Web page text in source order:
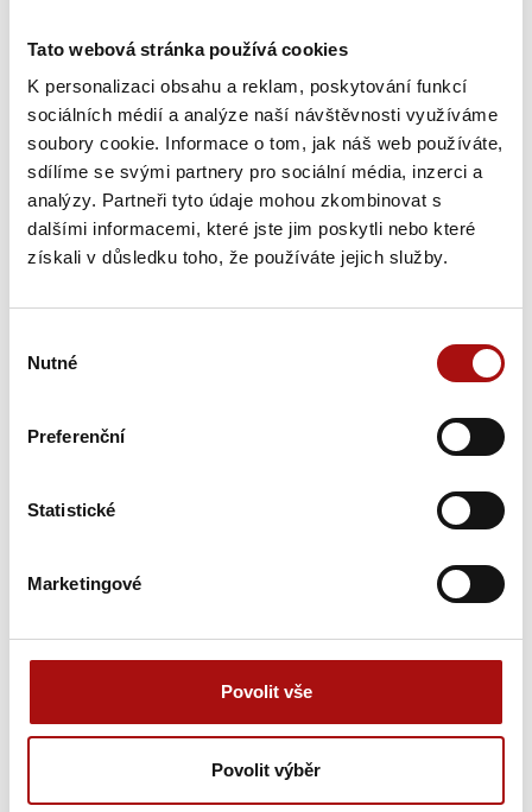
Tato webová stránka používá cookies
K personalizaci obsahu a reklam, poskytování funkcí
sociálních médií a analýze naší návštěvnosti využíváme
soubory cookie. Informace o tom, jak náš web používáte,
sdílíme se svými partnery pro sociální média, inzerci a
analýzy. Partneři tyto údaje mohou zkombinovat s
dalšími informacemi, které jste jim poskytli nebo které
získali v důsledku toho, že používáte jejich služby.
souhlasu
Nutné
Preferenční
Statistické
Marketingové
Povolit vše
Povolit výběr
Šampionem Národní soutěže vín v Čechách
Národní soutěž vín zahájila letošní sezónu opět hodnocením
vín z vinařské oblasti Čechy. Titul Šampiona a zároveň…